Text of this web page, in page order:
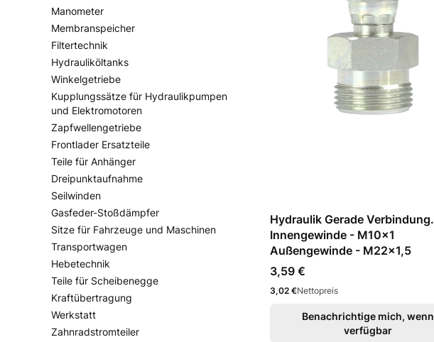
Manometer
Membranspeicher
Filtertechnik
Hydrauliköltanks
Winkelgetriebe
Kupplungssätze für Hydraulikpumpen
und Elektromotoren
Zapfwellengetriebe
Frontlader Ersatzteile
Teile für Anhänger
Dreipunktaufnahme
Seilwinden
Gasfeder-Stoßdämpfer
Sitze für Fahrzeuge und Maschinen
Transportwagen
Hebetechnik
Teile für Scheibenegge
Kraftübertragung
Werkstatt
Zahnradstromteiler
Hydraulik Gerade Verbindung.
Innengewinde - M10x1
Außengewinde - M22x1,5
Preis
3,59 €
Preis
3,02 €Nettopreis
Benachrichtige mich, wenn
verfügbar